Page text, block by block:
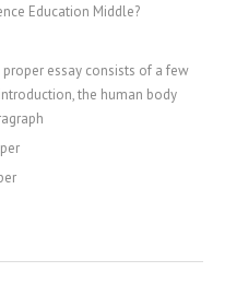
Education Middle?
essay consists of a few
the human body